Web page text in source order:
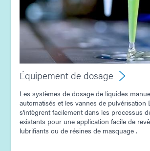
Guide : Équipement de
(Asie|EN)
Guide : Équipement de dosage
Guide : Équipement de
(Europe|FR)
Guide: Electronics Assembly (Europe|FR)
Équipement de dosage
Les systèmes de dosage de liquides
automatisés et les vannes de pulvérisation
s'intègrent facilement dans les processus
existants pour une application facile de
lubrifiants ou de résines de masquage .